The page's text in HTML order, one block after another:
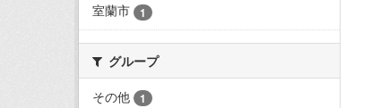
室蘭市
1
グループ
その他
1